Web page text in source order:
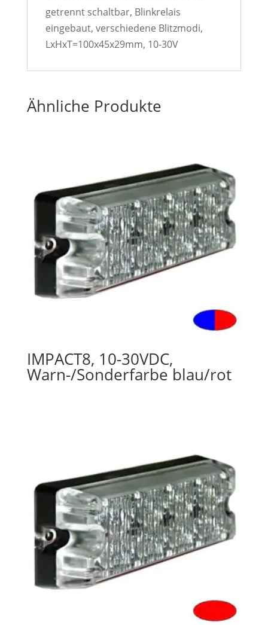
getrennt schaltbar, Blinkrelais
eingebaut, verschiedene Blitzmodi,
LxHxT=100x45x29mm, 10-30V
Ähnliche Produkte
IMPACT8, 10-30VDC,
Warn-/Sonderfarbe blau/rot